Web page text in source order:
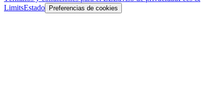
LimitsEstado Preferencias de cookies